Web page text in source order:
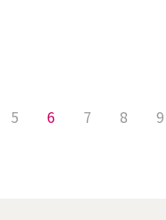
5 6 7 8 9